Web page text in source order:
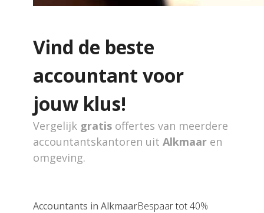
Vind de beste
accountant voor
jouw klus!
Vergelijk gratis offertes van meerdere
accountantskantoren uit Alkmaar en
omgeving.
Accountants in AlkmaarBespaar tot 40%